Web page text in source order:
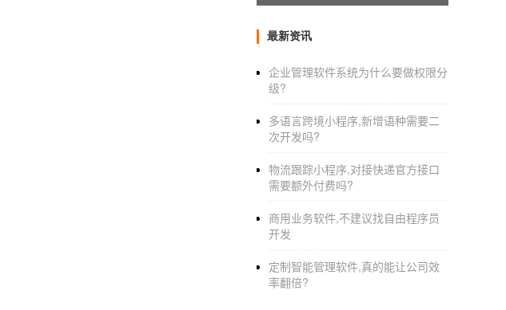
最新资讯
企业管理软件系统为什么要做权限分
级?
多语言跨境小程序,新增语种需要二
次开发吗?
物流跟踪小程序,对接快递官方接口
需要额外付费吗?
商用业务软件,不建议找自由程序员
开发
定制智能管理软件,真的能让公司效
率翻倍?